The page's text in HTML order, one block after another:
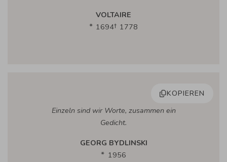
VOLTAIRE
1694 1778
KOPIEREN
Einzeln sind wir Worte, zusammen ein
Gedicht.
GEORG BYDLINSKI
1956